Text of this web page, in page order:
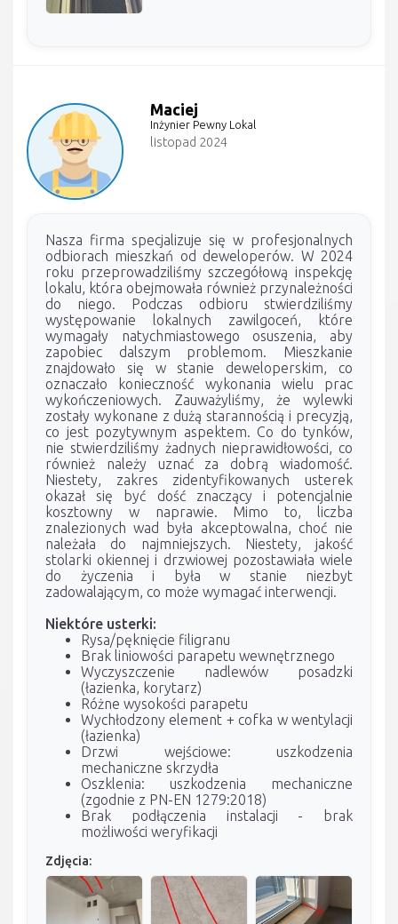
Maciej
Inżynier Pewny Lokal
listopad 2024
Nasza firma specjalizuje się w profesjonalnych
odbiorach mieszkań od deweloperów. W 2024
roku przeprowadziliśmy szczegółową inspekcję
lokalu, która obejmowała również przynależności
do niego. Podczas odbioru stwierdziliśmy
występowanie lokalnych zawilgoceń, które
wymagały natychmiastowego osuszenia, aby
zapobiec dalszym problemom. Mieszkanie
znajdowało się w stanie deweloperskim, co
oznaczało konieczność wykonania wielu prac
wykończeniowych. Zauważyliśmy, że wylewki
zostały wykonane z dużą starannością i precyzją,
co jest pozytywnym aspektem. Co do tynków,
nie stwierdziliśmy żadnych nieprawidłowości, co
również należy uznać za dobrą wiadomość.
Niestety, zakres zidentyfikowanych usterek
okazał się być dość znaczący i potencjalnie
kosztowny w naprawie. Mimo to, liczba
znalezionych wad była akceptowalna, choć nie
należała do najmniejszych. Niestety, jakość
stolarki okiennej i drzwiowej pozostawiała wiele
do życzenia i była w stanie niezbyt
zadowalającym, co może wymagać interwencji.
Niektóre usterki:
Rysa/pęknięcie filigranu
Brak liniowości parapetu wewnętrznego
Wyczyszczenie nadlewów posadzki
(łazienka, korytarz)
Różne wysokości parapetu
Wychłodzony element + cofka w wentylacji
(łazienka)
Drzwi wejściowe: uszkodzenia
mechaniczne skrzydła
Oszklenia: uszkodzenia mechaniczne
(zgodnie z PN-EN 1279:2018)
Brak podłączenia instalacji - brak
możliwości weryfikacji
Zdjęcia: